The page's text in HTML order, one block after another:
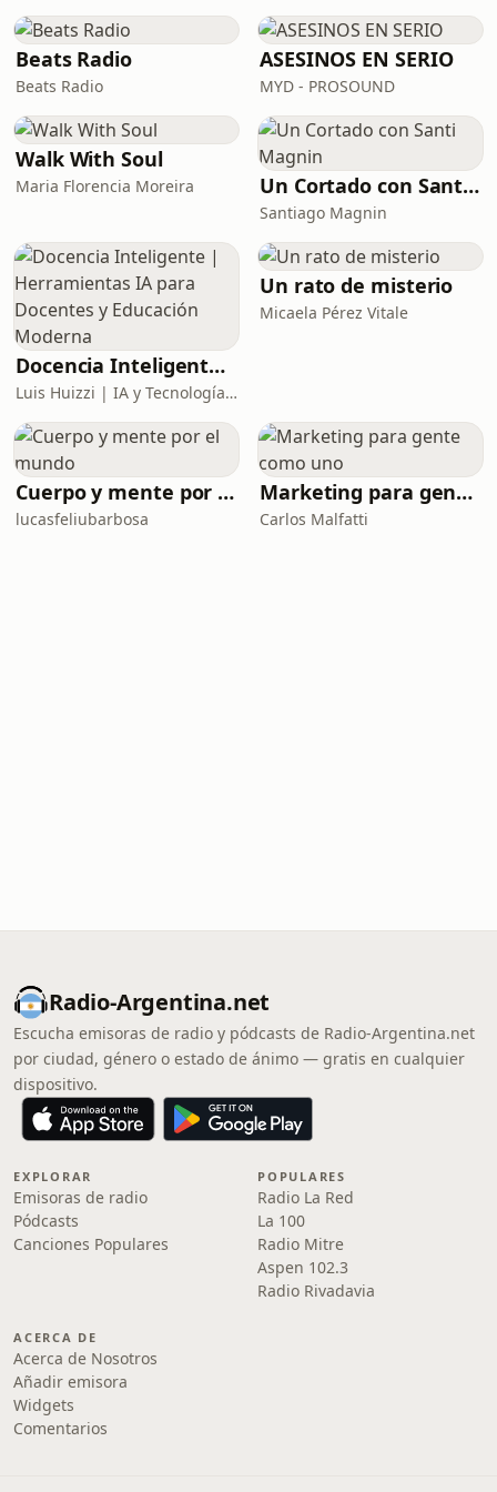
Beats Radio
Beats Radio
ASESINOS EN SERIO
MYD - PROSOUND
Walk With Soul
Maria Florencia Moreira Un Cortado con Santi Magnin
Santiago Magnin
Docencia Inteligente | Herramientas IA para Docentes y Educación Moderna
Luis Huizzi | IA y Tecnología Educativa
Un rato de misterio
Micaela Pérez Vitale
Cuerpo y mente por el mundo
lucasfeliubarbosa
Marketing para gente como uno
Carlos Malfatti
Radio-Argentina.net
Escucha emisoras de radio y pódcasts de Radio-Argentina.net
por ciudad, género o estado de ánimo — gratis en cualquier
dispositivo.
EXPLORAR
Emisoras de radio
Pódcasts
Canciones Populares
POPULARES
Radio La Red
La 100
Radio Mitre
Aspen 102.3
Radio Rivadavia
ACERCA DE
Acerca de Nosotros
Añadir emisora
Widgets
Comentarios